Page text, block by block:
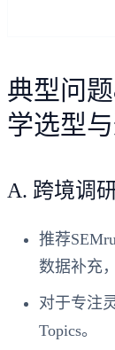
典型问
学选型与
A. 跨境调
推荐
数据补充
对于专注
Topics。